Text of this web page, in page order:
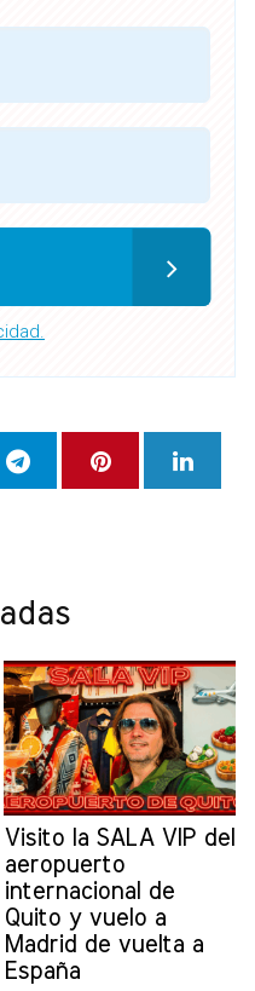
Visito la SALA VIP del
aeropuerto
internacional de
Quito y vuelo a
Madrid de vuelta a
España